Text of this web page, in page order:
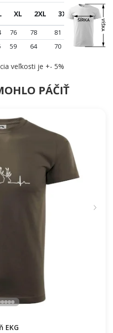
XL 2XL 3XL 4XL
76 78 81
59 64 70 76
veľkosti je +- 5%
PÁČIŤ
EKG